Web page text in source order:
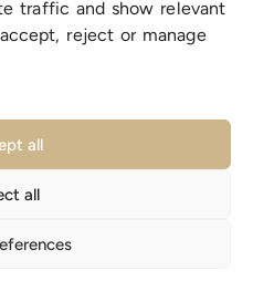
traffic and show relevant
reject or manage
all
all
Policy
|sitemap
in Costa Blanca